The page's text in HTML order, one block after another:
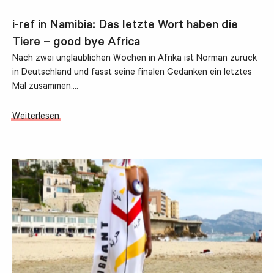
i-ref in Namibia: Das letzte Wort haben die
Tiere – good bye Africa
Nach zwei unglaublichen Wochen in Afrika ist Norman zurück
in Deutschland und fasst seine finalen Gedanken ein letztes
Mal zusammen.…
Weiterlesen